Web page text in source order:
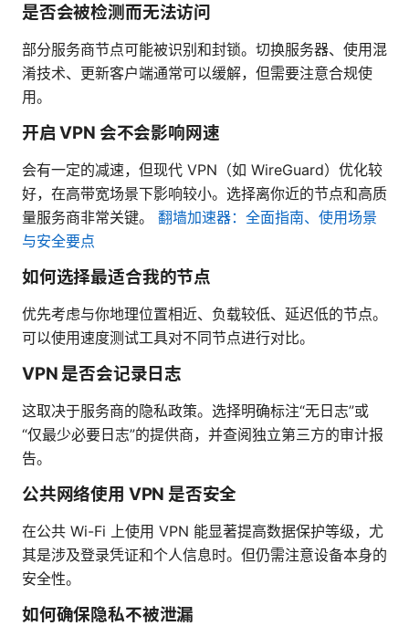
是否会被检测而无法访问
部分服务商节点可能被识别和封锁。切换服务器、使用混
淆技术、更新客户端通常可以缓解，但需要注意合规使
用。
开启 VPN 会不会影响网速
会有一定的减速，但现代 VPN（如 WireGuard）优化较
好，在高带宽场景下影响较小。选择离你近的节点和高质
量服务商非常关键。 翻墙加速器：全面指南、使用场景
与安全要点
如何选择最适合我的节点
优先考虑与你地理位置相近、负载较低、延迟低的节点。
可以使用速度测试工具对不同节点进行对比。
VPN 是否会记录日志
这取决于服务商的隐私政策。选择明确标注“无日志”或
“仅最少必要日志”的提供商，并查阅独立第三方的审计报
告。
公共网络使用 VPN 是否安全
在公共 Wi-Fi 上使用 VPN 能显著提高数据保护等级，尤
其是涉及登录凭证和个人信息时。但仍需注意设备本身的
安全性。
如何确保隐私不被泄漏